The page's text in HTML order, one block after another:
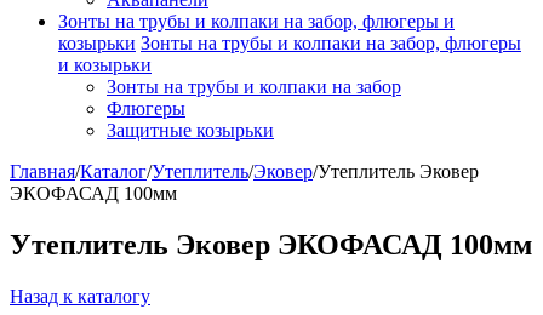
Зонты на трубы и колпаки на забор, флюгеры и
козырьки Зонты на трубы и колпаки на забор, флюгеры
и козырьки
Зонты на трубы и колпаки на забор
Флюгеры
Защитные козырьки
Главная/Каталог/Утеплитель/Эковер/Утеплитель Эковер
ЭКОФАСАД 100мм
Утеплитель Эковер ЭКОФАСАД 100мм
Назад к каталогу